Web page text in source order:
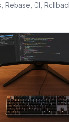
Rebase, CI,